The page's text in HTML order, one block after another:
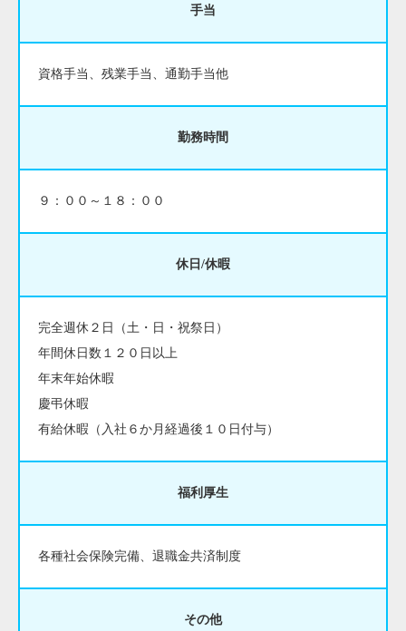
手当
資格手当、残業手当、通勤手当他
勤務時間
９：００～１８：００
休日/休暇
完全週休２日（土・日・祝祭日）
年間休日数１２０日以上
年末年始休暇
慶弔休暇
有給休暇（入社６か月経過後１０日付与）
福利厚生
各種社会保険完備、退職金共済制度
その他